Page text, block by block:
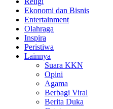
Ekonomi dan Bisnis
Entertainment
Olahraga
Inspira
Peristiwa
Lainnya
Suara KKN
Opini
Agama
Berbagi Viral
Berita Duka